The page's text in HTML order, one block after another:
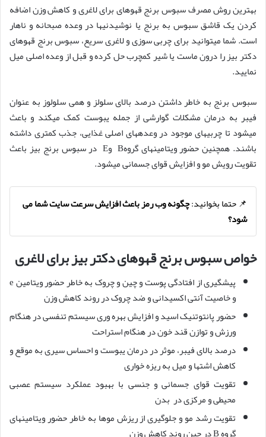
بهترین روش مصرف سبوس برنج قهوهای برای لاغری و کاهش وزن اضافه
کردن یک قاشق سبوس به برنج یا نوشیدنیها در وعده صبحانه و ناهار
است. شما میتوانید برای چربی سوزی و لاغری سریع، سبوس برنج قهوهای
دکتر بیز را درون ماست یا شیر کمچرب حل کرده و قبل از وعده اصلی میل
نمایید.
سبوس برنج به خاطر داشتن درصد بالای سلولز و همی سلولوز به عنوان
فیبر به درمان مشکلات گوارشی از جمله یبوست کمک میکند و باعث
میشود تا چربیهای موجود در وعدههای اصلی غذایی، جذب کمتری داشته
باشند. همچنین حضور ویتامینهای گروهB وE در سبوس برنج بیز باعث
تقویت رویش مو و افزایش قوای جسمانی میشود.
📌 حتما بخوانید:چگونه وب رمز باعث افزایش سرعت سایت شما می
شود؟
خواص سبوس برنج قهوهای دکتر بیز برای لاغری
پیشگیری از افتادگی پوست و چین و چروک به خاطر حضور ویتامین e
و خاصیت آنتی اکسیدانی و ضد چروک در روند کاهش وزن
حضور پانتوتنیک اسید و افزایش بهره وری سیستم تنفسی در هنگام
ورزش و توازن قند خون در هنگام استراحت
درصد بالای فیبر، موثر در درمان یبوست و احساس سیری به موقع و
کاهش اشتها و میل به ریزه خواری
تقویت قوای جسمانی و جنسی با بهبود عملکرد سیستم عصبی
محیطی و مرکزی در بدن
تقویت رشد مو و جلوگیری از ریزش موها به خاطر حضور ویتامینهای
گروه B در حین روند کاهش وزن